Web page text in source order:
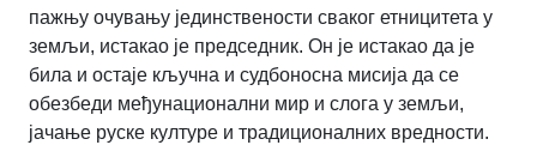
пажњу очувању јединствености сваког етницитета у
земљи, истакао је председник. Он је истакао да је
била и остаје кључна и судбоносна мисија да се
обезбеди међунационални мир и слога у земљи,
јачање руске културе и традиционалних вредности.